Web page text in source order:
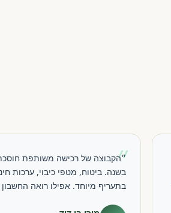
״
״הקבוצה של רכישה משותפת
בשנה. ביטוח, מטפי כיבוי, ערכות
בתעריף מיוחד. אפילו רואה